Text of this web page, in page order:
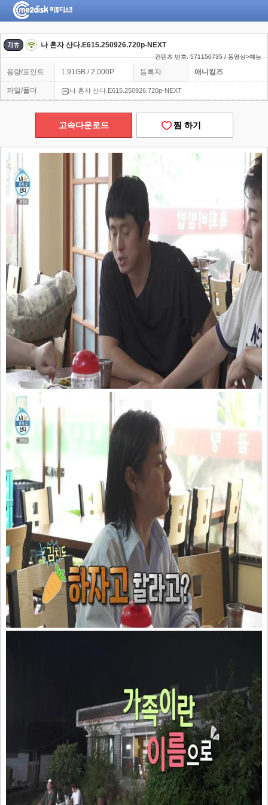
나 혼자 산다.E615.250926.720p-NEXT
컨텐츠 번호: 571150735 / 동영상>예능
용량/포인트 1.91GB / 2,000P 등록자 애니킹즈
파일/폴더 나 혼자 산다.E615.250926.720p-NEXT
고속다운로드 찜 하기